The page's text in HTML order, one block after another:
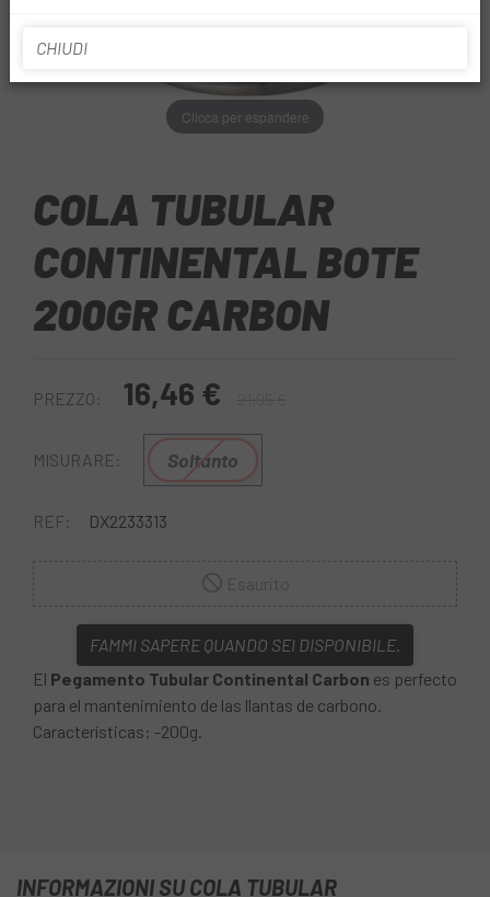
Clicca per espandere
COLA TUBULAR
CONTINENTAL BOTE
200GR CARBON
PREZZO: 16,46 €
MISURARE: Soltanto
REF: DX2233313
FAMMI SAPERE QUANDO SEI DISPONIBILE.
CHIUDI
El Pegamento Tubular Continental Carbon es perfecto
para el mantenimiento de las llantas de carbono.
Características: -200g.
INFORMAZIONI SU COLA TUBULAR